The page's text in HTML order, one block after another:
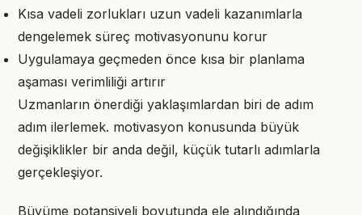
Kısa vadeli zorlukları uzun vadeli kazanımlarla
dengelemek süreç motivasyonunu korur
Uygulamaya geçmeden önce kısa bir planlama
aşaması verimliliği artırır
Uzmanların önerdiği yaklaşımlardan biri de adım
adım ilerlemek. motivasyon konusunda büyük
değişiklikler bir anda değil, küçük tutarlı adımlarla
gerçekleşiyor.
Büyüme potansiyeli boyutunda ele alındığında